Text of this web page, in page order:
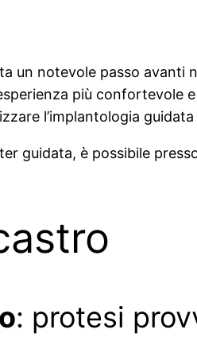
un notevole passo
più confortevole
l’implantologia
guidata, è possibile
: protesi